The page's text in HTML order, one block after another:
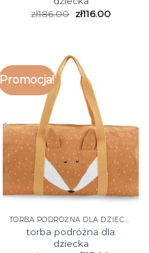
zł186.00 zł116.00
Promocja!
TORBA PODRÓŻNA DLA DZIECKA
torba podróżna dla
dziecka